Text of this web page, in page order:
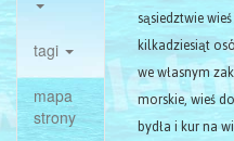
tagi
mapa
strony
sąsiedztwie
kilkadziesiąt
we własnym
morskie, wieś
bydła i kur na